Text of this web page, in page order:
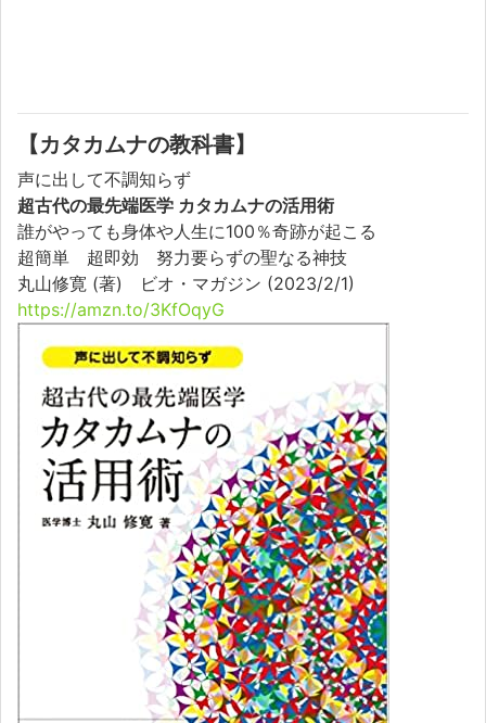
【カタカムナの教科書】
声に出して不調知らず
超古代の最先端医学 カタカムナの活用術
誰がやっても身体や人生に100％奇跡が起こる
超簡単 超即効 努力要らずの聖なる神技
丸山修寛 (著) ビオ・マガジン (2023/2/1)
https://amzn.to/3KfOqyG